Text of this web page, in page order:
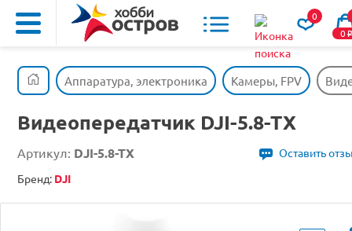
0
0o
Аппаратура, электроника Камеры, FPV
Видеопередатчик DJI-5.8-TX
Артикул: DJI-5.8-TX
Оставить
Бренд: DJI